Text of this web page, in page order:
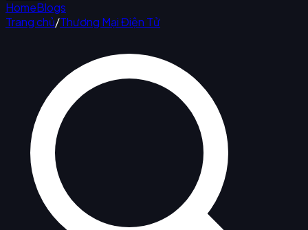
HomeBlogs
Trang chủ/Thương Mại Điện Tử